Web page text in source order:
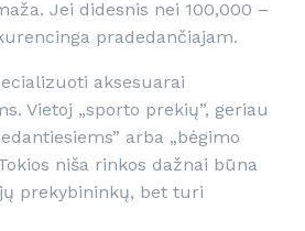
Jei didesnis nei 100,000 –
pradedančiajam.
aksesuarai
Vietoj „sporto prekių”, geriau
arba „bėgimo
niša rinkos dažnai būna
prekybininkų, bet turi